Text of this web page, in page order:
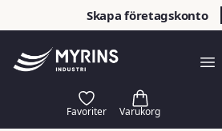
Skapa företagskonto